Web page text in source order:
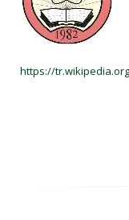
https://